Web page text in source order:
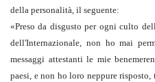
della personalità, il seguente:
«Preso da disgusto per ogni culto
dell'Internazionale, non ho mai
messaggi attestanti le mie
paesi, e non ho loro neppure